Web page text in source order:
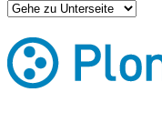
Direkt
zum
Inhalt
|
Direkt
zur
Benutzerspezifische
Werkzeuge